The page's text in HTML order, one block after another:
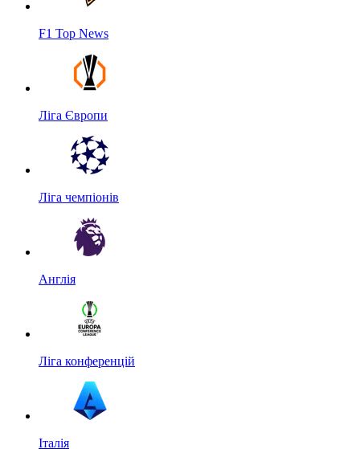
F1 Top News
Ліга Європи
Ліга чемпіонів
Англія
Ліга конференцій
Італія